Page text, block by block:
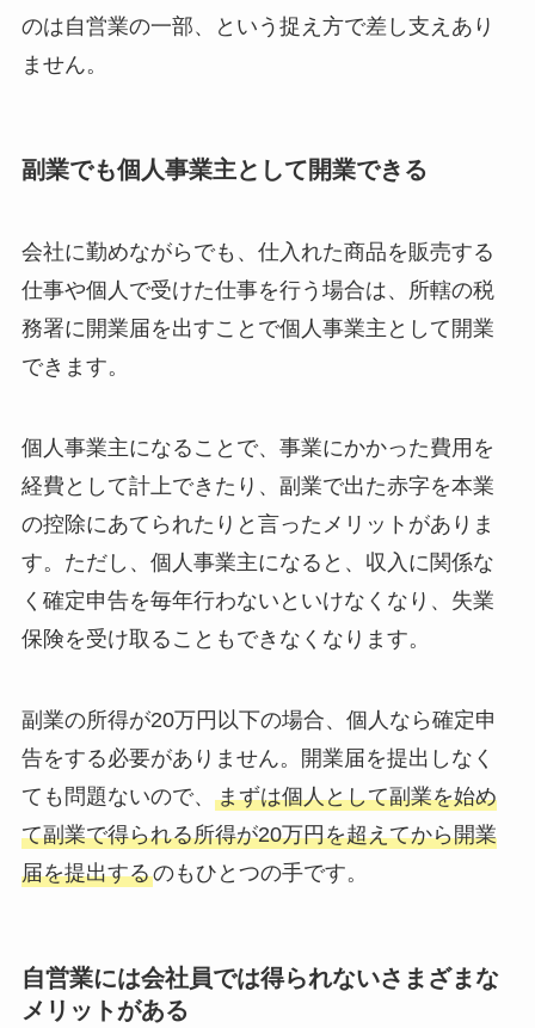
のは自営業の一部、という捉え方で差し支えあり
ません。
副業でも個人事業主として開業できる
会社に勤めながらでも、仕入れた商品を販売する
仕事や個人で受けた仕事を行う場合は、所轄の税
務署に開業届を出すことで個人事業主として開業
できます。
個人事業主になることで、事業にかかった費用を
経費として計上できたり、副業で出た赤字を本業
の控除にあてられたりと言ったメリットがありま
す。ただし、個人事業主になると、収入に関係な
く確定申告を毎年行わないといけなくなり、失業
保険を受け取ることもできなくなります。
副業の所得が20万円以下の場合、個人なら確定申
告をする必要がありません。開業届を提出しなく
ても問題ないので、 まずは個人として副業を始め
て副業で得られる所得が20万円を超えてから開業
届を提出するのもひとつの手です。
自営業には会社員では得られないさまざまな
メリットがある